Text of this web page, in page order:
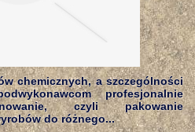
chemicznych, a szczególności
profesjonalnie
czyli pakowanie
do różnego...